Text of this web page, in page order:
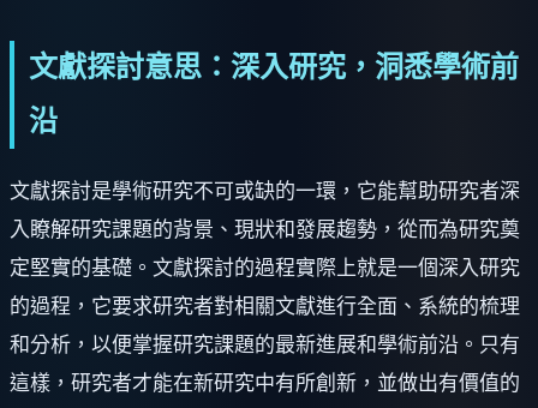
文獻探討意思：深入研究，洞悉學術前
沿
文獻探討是學術研究不可或缺的一環，它能幫助研究者深
入瞭解研究課題的背景、現狀和發展趨勢，從而為研究奠
定堅實的基礎。文獻探討的過程實際上就是一個深入研究
的過程，它要求研究者對相關文獻進行全面、系統的梳理
和分析，以便掌握研究課題的最新進展和學術前沿。只有
這樣，研究者才能在新研究中有所創新，並做出有價值的